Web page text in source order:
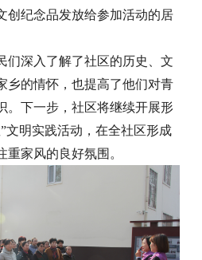
创纪念品发放给参加活动的居
们深入了解了社区的历史、文
乡的情怀，也提高了他们对青
。下一步，社区将继续开展形
文明实践活动，在全社区形成
家风的良好氛围。